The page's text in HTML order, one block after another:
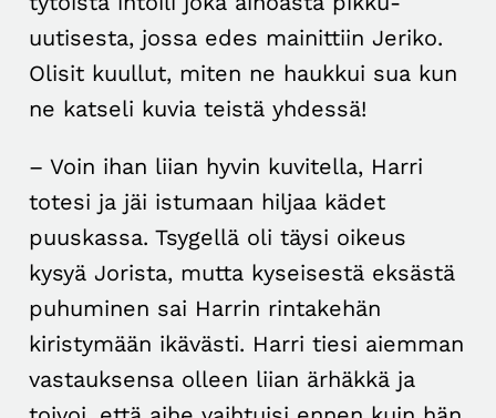
uutisesta, jossa edes mainittiin Jeriko.
Olisit kuullut, miten ne haukkui sua kun
ne katseli kuvia teistä yhdessä!
– Voin ihan liian hyvin kuvitella, Harri
totesi ja jäi istumaan hiljaa kädet
puuskassa. Tsygellä oli täysi oikeus
kysyä Jorista, mutta kyseisestä eksästä
puhuminen sai Harrin rintakehän
kiristymään ikävästi. Harri tiesi aiemman
vastauksensa olleen liian ärhäkkä ja